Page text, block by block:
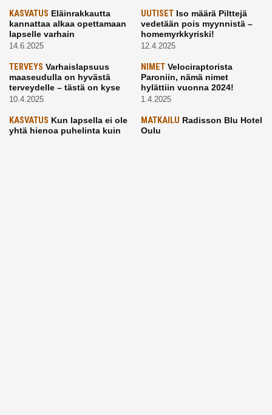
KASVATUS Eläinrakkautta
kannattaa alkaa opettamaan
lapselle varhain
14.6.2025
UUTISETIso määrä Pilttejä
vedetään pois myynnistä –
homemyrkkyriski!
12.4.2025
TERVEYS Varhaislapsuus
maaseudulla on hyvästä
terveydelle – tästä on kyse
10.4.2025
NIMETVelociraptorista
Paroniin, nämä nimet
hylättiin vuonna 2024!
1.4.2025
KASVATUS Kun lapsella ei ole
yhtä hienoa puhelinta kuin
MATKAILU Radisson Blu Hotel
Oulu